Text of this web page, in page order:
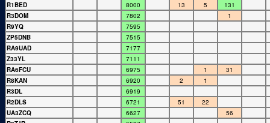
R1BED
8000 13 5
131
R3DOM
7802
1
R9YQ
7595
ZP5DNB
7515
RA9UAD
7177
Z33YL
7111
RA6FCU
6975 1
31
R8KAN
6920 2
1
R3DL
6919
R2DLS
6721 51
22
UA3ZCQ
6627
56